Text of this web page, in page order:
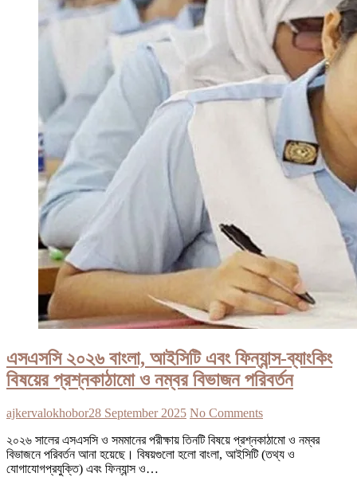
এসএসসি ২০২৬ বাংলা, আইসিটি এবং ফিন্যান্স-ব্যাংকিং
বিষয়ের প্রশ্নকাঠামো ও নম্বর বিভাজন পরিবর্তন
ajkervalokhobor28 September 2025 No Comments
২০২৬ সালের এসএসসি ও সমমানের পরীক্ষায় তিনটি বিষয়ে প্রশ্নকাঠামো ও নম্বর
বিভাজনে পরিবর্তন আনা হয়েছে। বিষয়গুলো হলো বাংলা, আইসিটি (তথ্য ও
যোগাযোগপ্রযুক্তি) এবং ফিন্যান্স ও…